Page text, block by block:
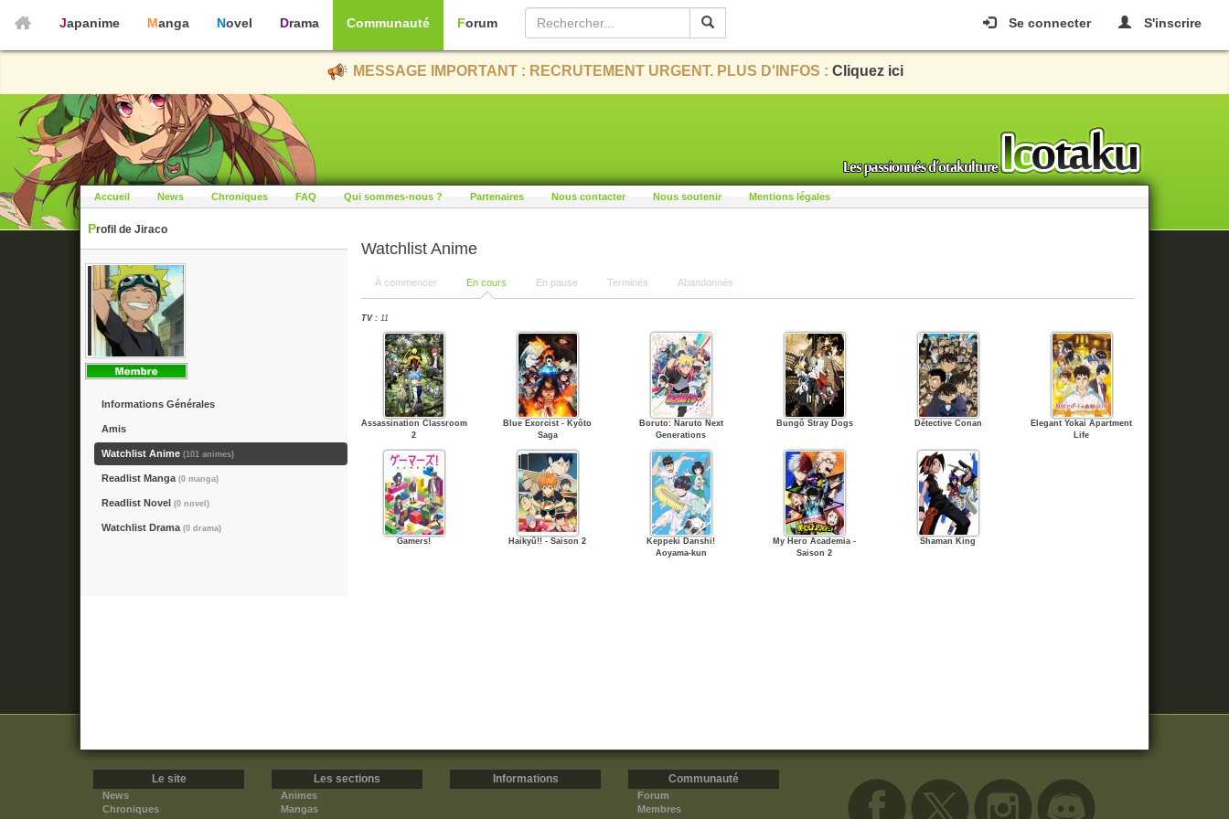
Se connecter S'inscrire
Japanime Manga Novel Drama Communauté Forum
MESSAGE IMPORTANT : RECRUTEMENT URGENT. PLUS D'INFOS : Cliquez ici
Accueil News Chroniques FAQ Qui sommes-nous ? Partenaires Nous contacter Nous soutenir Mentions légales
Profil de Jiraco
Informations Générales
Amis
Watchlist Anime (101 animes)
Readlist Manga (0 manga)
Readlist Novel (0 novel)
Watchlist Drama (0 drama)
Watchlist Anime
À commencer En cours En pause Terminés Abandonnés
TV : 11
Assassination Classroom
2
Blue Exorcist - Kyôto
Saga
Boruto: Naruto Next
Generations
Bungô Stray Dogs Détective Conan
Elegant Yokai Apartment
Life
Gamers! Haikyû!! - Saison 2
Keppeki Danshi!
Aoyama-kun
My Hero Academia -
Saison 2
Shaman King
Le site
News
Chroniques
Les sections
Animes
Mangas
Informations Communauté
Forum
Membres